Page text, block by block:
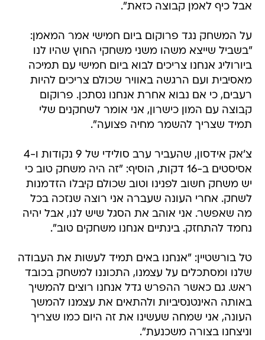
אבל כיף לאמן קבוצה כזאת".
על המשחק נגד פרוקום ביום חמישי אמר המאמן:
"בשביל שייצא משהו משני משחקי החוץ שהיו לנו
ביורוליג אנחנו צריכים לבוא ביום חמישי עם תמיכה
מאסיבית ועם הרגשה באוויר שכולם צריכים להיות
רעבים, כי אם נבוא אחרת אנחנו נסתכן. פרוקום
קבוצה עם המון כישרון, אני אומר לשחקנים שלי
תמיד שצריך להשמר מחיה פצועה".
צ'אק אידסון, שהעביר ערב סולידי של 9 נקודות ו-4
אסיסטים ב-16 דקות, הוסיף: "זה היה משחק טוב כי
יש משחק חשוב לפנינו וטוב שכולם קיבלו הזדמנות
לשחק. אחרי העונה שעברה אני רוצה שנזכה בכל
מה שאפשר. אני אוהב את הסגל שיש לנו, אבל יהיה
נחמד להתחזק. בינתיים אנחנו משחקים טוב".
טל בורשטיין: "אנחנו באים תמיד לעשות את העבודה
שלנו ומסתכלים על עצמנו, התכוננו למשחק בכובד
ראש. גם כאשר ההפרש גדל אנחנו רוצים להמשיך
באותה האינטנסיביות ולהתאים את עצמנו להמשך
העונה, אני שמחה שעשינו את זה היום כמו שצריך
וניצחנו בצורה משכנעת".